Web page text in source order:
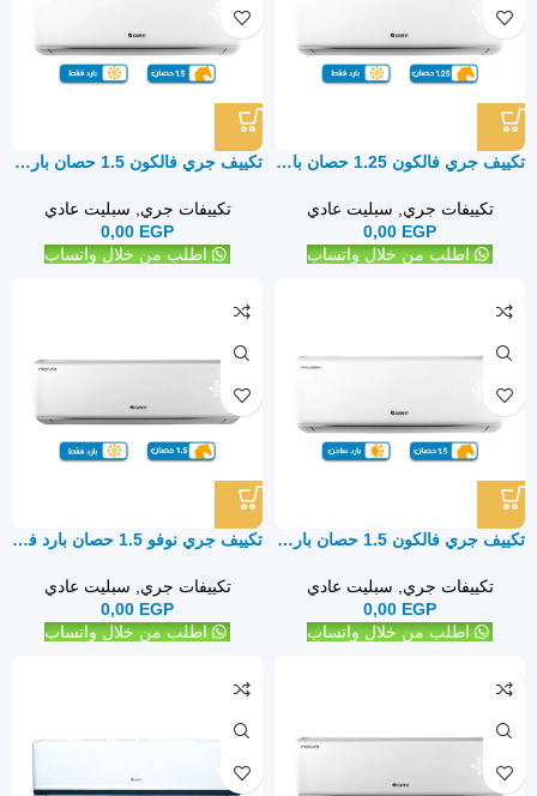
تكييف جري فالكون 1.25 حصان بارد فقط – سبليت
تكييفات جري
سبليت عادي
0,00 EGP
اطلب من خلال واتساب
تكييف جري فالكون 1.5 حصان بارد فقط – سبليت
تكييفات جري
سبليت عادي
0,00 EGP
اطلب من خلال واتساب
تكييف جري فالكون 1.5 حصان بارد ساخن – سبليت
تكييفات جري
سبليت عادي
0,00 EGP
اطلب من خلال واتساب
تكييف جري نوفو 1.5 حصان بارد فقط – سبليت
تكييفات جري
سبليت عادي
0,00 EGP
اطلب من خلال واتساب